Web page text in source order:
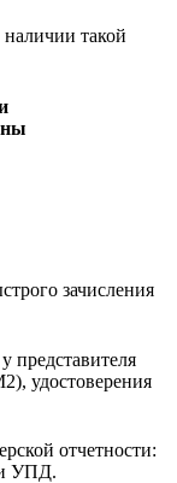
такой
зачисления
представителя
удостоверения
отчетности:
УПД.